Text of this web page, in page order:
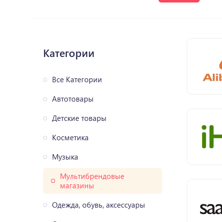
Категории
Все Категории
Автотовары
Детские товары
Косметика
Музыка
Мультибрендовые
магазины
Одежда, обувь, аксессуары